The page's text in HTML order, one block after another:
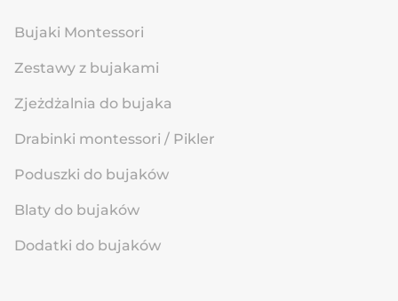
Bujaki Montessori
Zestawy z bujakami
Zjeżdżalnia do bujaka
Drabinki montessori / Pikler
Poduszki do bujaków
Blaty do bujaków
Dodatki do bujaków